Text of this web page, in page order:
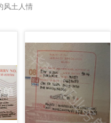
风土人情